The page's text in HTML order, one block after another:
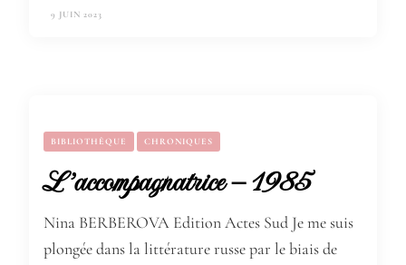
9 JUIN 2023
BIBLIOTHÈQUE CHRONIQUES
L’accompagnatrice – 1985
Nina BERBEROVA Edition Actes Sud Je me suis
plongée dans la littérature russe par le biais de